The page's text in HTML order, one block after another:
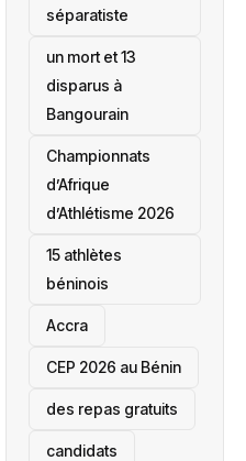
séparatiste
un mort et 13
disparus à
Bangourain
‎Championnats
d’Afrique
d’Athlétisme 2026
15 athlètes
béninois
Accra
‎CEP 2026 au Bénin
des repas gratuits
candidats